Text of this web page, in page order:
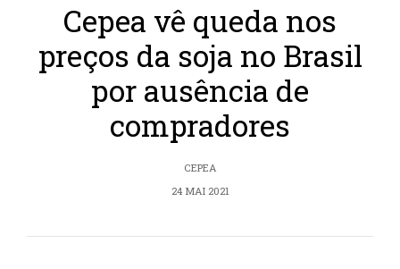
Cepea vê queda nos
preços da soja no Brasil
por ausência de
compradores
CEPEA
24 MAI 2021